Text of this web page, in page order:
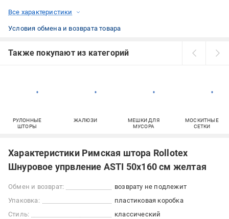
Все характеристики
Условия обмена и возврата товара
Также покупают из категорий
РУЛОННЫЕ
ШТОРЫ
ЖАЛЮЗИ
МЕШКИ ДЛЯ
МУСОРА
МОСКИТНЫЕ
СЕТКИ
Характеристики Римская штора Rollotex
Шнуровое упрвление ASTI 50x160 см желтая
Обмен и возврат:
возврату не подлежит
Упаковка:
пластиковая коробка
Стиль:
классический